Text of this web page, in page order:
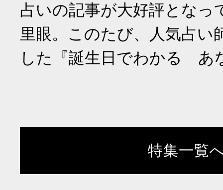
占いの記事が大好評となっ
里眼。このたび、人気占い
した『誕生日でわかる あ
特集一覧